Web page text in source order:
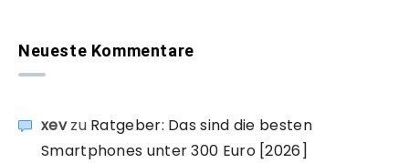
Neueste Kommentare
xevzu Ratgeber: Das sind die besten
Smartphones unter 300 Euro [2026]